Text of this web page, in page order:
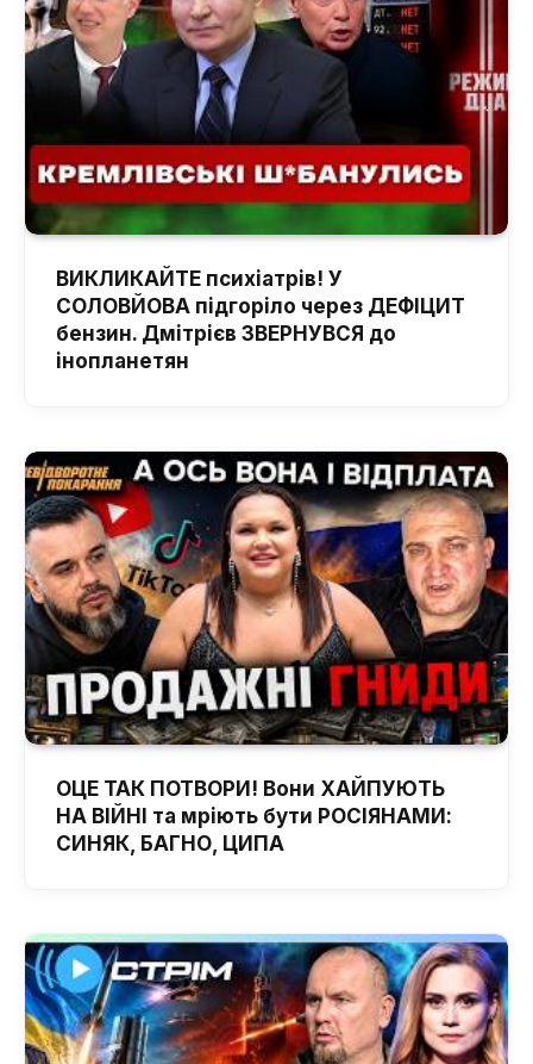
ВИКЛИКАЙТЕ психіатрів! У
СОЛОВЙОВА підгоріло через ДЕФІЦИТ
бензин. Дмітрієв ЗВЕРНУВСЯ до
інопланетян
ОЦЕ ТАК ПОТВОРИ! Вони ХАЙПУЮТЬ
НА ВІЙНІ та мріють бути РОСІЯНАМИ:
СИНЯК, БАГНО, ЦИПА